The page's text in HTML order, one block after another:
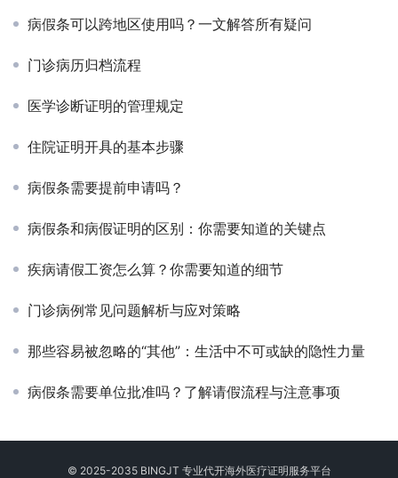
病假条可以跨地区使用吗？一文解答所有疑问
门诊病历归档流程
医学诊断证明的管理规定
住院证明开具的基本步骤
病假条需要提前申请吗？
病假条和病假证明的区别：你需要知道的关键点
疾病请假工资怎么算？你需要知道的细节
门诊病例常见问题解析与应对策略
那些容易被忽略的“其他”：生活中不可或缺的隐性力量
病假条需要单位批准吗？了解请假流程与注意事项
© 2025-2035 BINGJT 专业代开海外医疗证明服务平台